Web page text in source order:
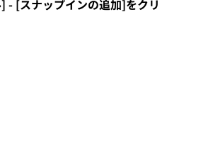
- [スナップインの追加]をクリ